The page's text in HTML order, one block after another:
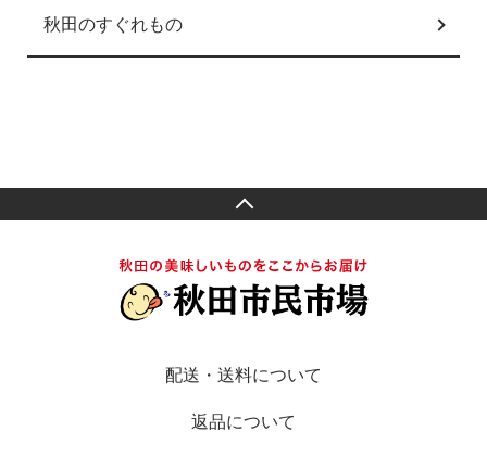
秋田のすぐれもの
配送・送料について
返品について